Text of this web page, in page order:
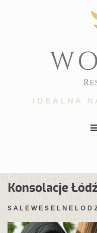
IDEALNA
Konsolacje